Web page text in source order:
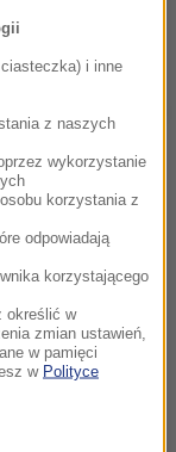
Nawałki
suma
nagrody
To aż o 105
kiedy ME
duży wzrost
liczbą
o miano
i inne
z naszych
wykorzystanie
korzystania z
odpowiadają
korzystającego
określić w
zmian ustawień,
w pamięci
w Polityce